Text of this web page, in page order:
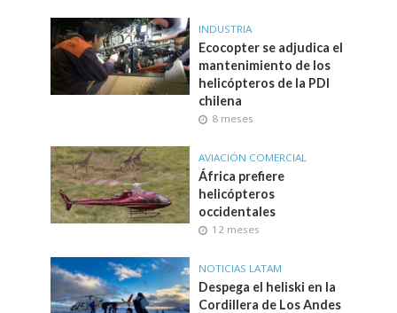
INDUSTRIA
Ecocopter se adjudica el
mantenimiento de los
helicópteros de la PDI
chilena
8 meses
AVIACIÓN COMERCIAL
África prefiere
helicópteros
occidentales
12 meses
NOTICIAS LATAM
Despega el heliski en la
Cordillera de Los Andes